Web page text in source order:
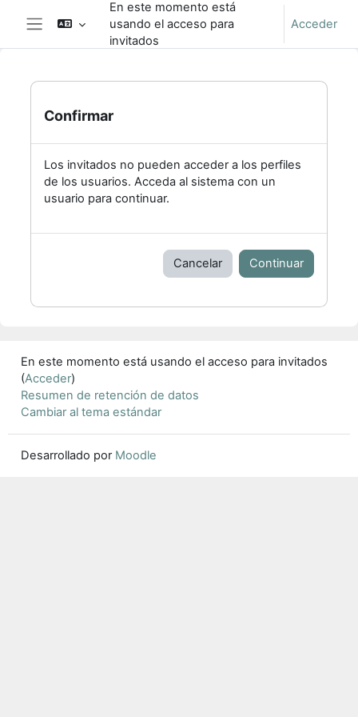
Salta al contenido principalEn este momento está
usando el acceso para
invitados
Acceder
Confirmar
Los invitados no pueden acceder a los perfiles
de los usuarios. Acceda al sistema con un
usuario para continuar.
Cancelar Continuar
En este momento está usando el acceso para invitados
(Acceder)
Resumen de retención de datos
Cambiar al tema estándar
Desarrollado por Moodle